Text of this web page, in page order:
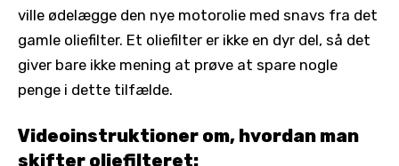
ville ødelægge den nye motorolie med snavs fra det
gamle oliefilter. Et oliefilter er ikke en dyr del, så det
giver bare ikke mening at prøve at spare nogle
penge i dette tilfælde.
Videoinstruktioner om, hvordan man
skifter oliefilteret: